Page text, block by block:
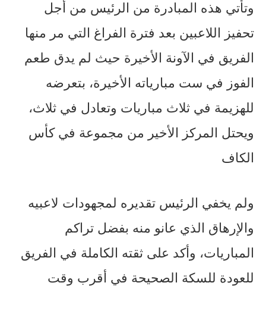
وتأتي هذه المبادرة من الرئيس من أجل
تحفيز اللاعبين بعد فترة الفراغ التي مر منها
الفريق في الآونة الأخيرة حيث لم يدق طعم
الفوز في ست مبارياته الأخيرة، بتعرضه
للهزيمة في ثلاث مباريات وتعادل في ثلاث،
ويحتل المركز الأخير من مجموعة في كأس
الكاف
ولم يخفي الرئيس تقديره لمجهودات لاعبيه
والإرهاق الذي عانو منه بفضل تراكم
المباريات، وأكد على ثقته الكاملة في الفريق
للعودة للسكة الصحيحة في أقرب وقت